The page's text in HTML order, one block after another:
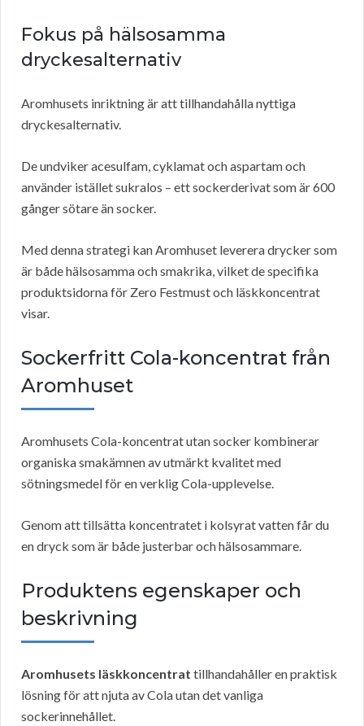
Fokus på hälsosamma
dryckesalternativ
Aromhusets inriktning är att tillhandahålla nyttiga
dryckesalternativ.
De undviker acesulfam, cyklamat och aspartam och
använder istället sukralos – ett sockerderivat som är 600
gånger sötare än socker.
Med denna strategi kan Aromhuset leverera drycker som
är både hälsosamma och smakrika, vilket de specifika
produktsidorna för Zero Festmust och läskkoncentrat
visar.
Sockerfritt Cola-koncentrat från
Aromhuset
Aromhusets Cola-koncentrat utan socker kombinerar
organiska smakämnen av utmärkt kvalitet med
sötningsmedel för en verklig Cola-upplevelse.
Genom att tillsätta koncentratet i kolsyrat vatten får du
en dryck som är både justerbar och hälsosammare.
Produktens egenskaper och
beskrivning
Aromhusets läskkoncentrat tillhandahåller en praktisk
lösning för att njuta av Cola utan det vanliga
sockerinnehållet.